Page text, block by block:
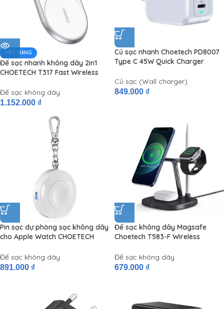
HẾT HÀNG
Đế sạc nhanh không dây 2in1
CHOETECH T317 Fast Wireless
Watch (MFi Certified)
Đế sạc không dây
1.152.000 ₫
Củ sạc nhanh Choetech PD8007
Type C 45W Quick Charger
Củ sạc (Wall charger)
849.000 ₫
Pin sạc dự phòng sạc không dây
cho Apple Watch CHOETECH
Chuẩn Apple MFI)
Đế sạc không dây
891.000 ₫
Đế sạc không dây Magsafe
Choetech T583-F Wireless
Charger for
iPhone/Airpods/Apple
Đế sạc không dây
679.000 ₫